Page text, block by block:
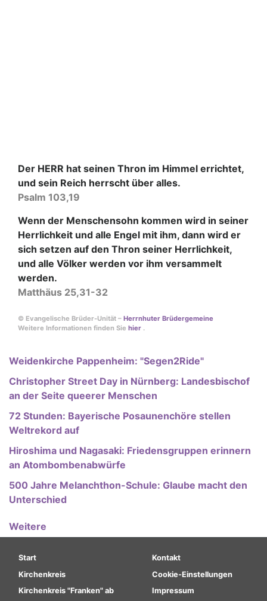
Der HERR hat seinen Thron im Himmel errichtet,
und sein Reich herrscht über alles.
Psalm 103,19
Wenn der Menschensohn kommen wird in seiner
Herrlichkeit und alle Engel mit ihm, dann wird er
sich setzen auf den Thron seiner Herrlichkeit,
und alle Völker werden vor ihm versammelt
werden.
Matthäus 25,31-32
© Evangelische Brüder-Unität – Herrnhuter Brüdergemeine
Weitere Informationen finden Sie hier .
Weidenkirche Pappenheim: "Segen2Ride"
Christopher Street Day in Nürnberg: Landesbischof
an der Seite queerer Menschen
72 Stunden: Bayerische Posaunenchöre stellen
Weltrekord auf
Hiroshima und Nagasaki: Friedensgruppen erinnern
an Atombombenabwürfe
500 Jahre Melanchthon-Schule: Glaube macht den
Unterschied
Weitere
Hauptnavigation
Start
Kirchenkreis
Kirchenkreis "Franken" ab
Fußbereichsmenü
Kontakt
Cookie-Einstellungen
Impressum